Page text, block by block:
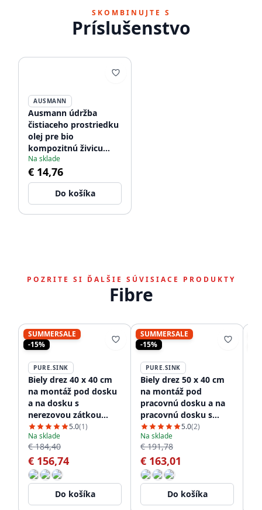
SKOMBINUJTE S
Príslušenstvo
AUSMANN
Ausmann údržba
čistiaceho prostriedku
olej pre bio
kompozitnú živicu
vláknitý drez
1208966925
Na sklade
€ 14,76
Do košíka
POZRITE SI ĎALŠIE SÚVISIACE PRODUKTY
Fibre
SUMMERSALE
-15%
PURE.SINK
Biely drez 40 x 40 cm
na montáž pod dosku
a na dosku s
nerezovou zátkou
12089563925.0(1)
Na sklade
€ 184,40
€ 156,74
Do košíka
SUMMERSALE
-15%
PURE.SINK
Biely drez 50 x 40 cm
na montáž pod
pracovnú dosku a na
pracovnú dosku s
nerezovou zátkou
1208956397
5.0(2)
Na sklade
€ 191,78
€ 163,01
Do košíka